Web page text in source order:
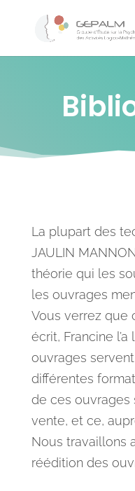
La plupart des
JAULIN
théorie qui les
les ouvrages
Vous verrez que
écrit, Francine
ouvrages
différentes
de ces ouvrages
vente, et ce,
Nous travaillons
réédition des